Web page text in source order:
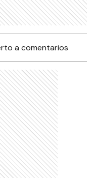
a comentarios